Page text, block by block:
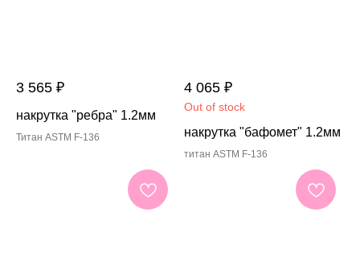
3 565 ₽
накрутка "ребра" 1.2мм
Титан ASTM F-136
4 065 ₽
Out of stock
накрутка "бафомет" 1.2мм
титан ASTM F-136